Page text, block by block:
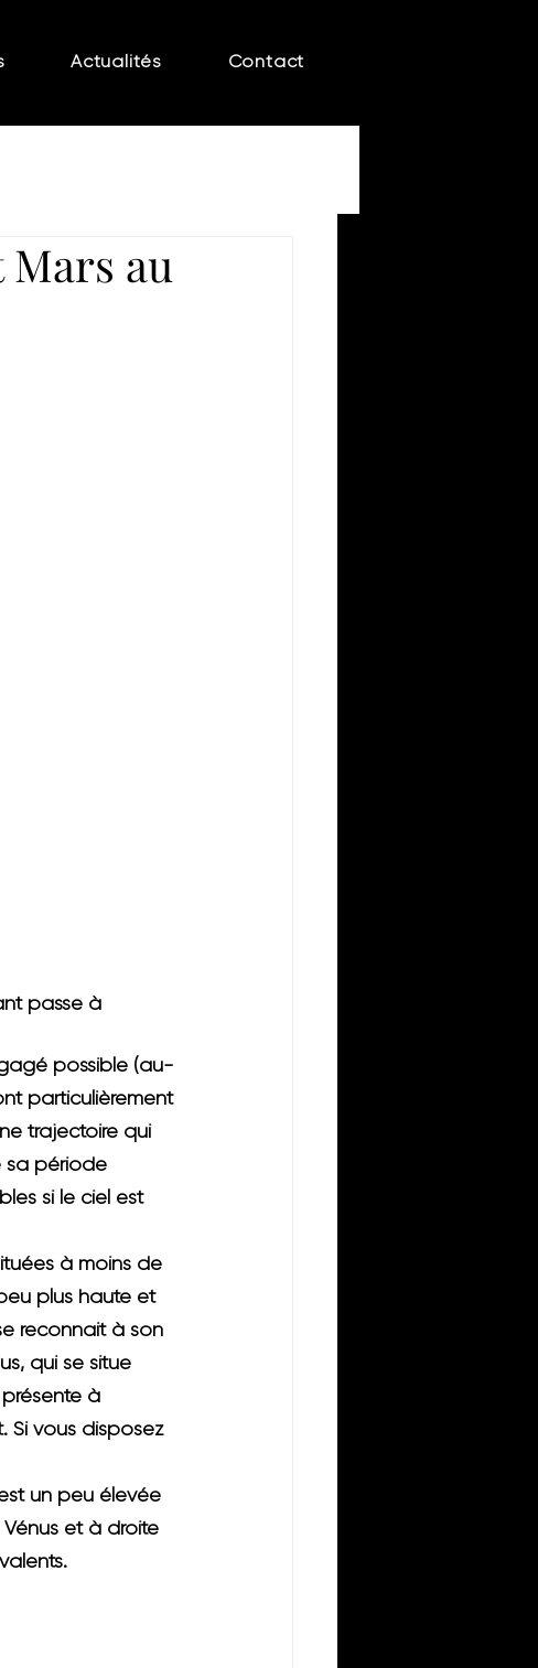
Actualités Contact
Mars au
passe à
possible (au-
particulièrement
trajectoire qui
sa période
si le ciel est
à moins de
plus haute et
reconnait à son
qui se situe
à
Si vous disposez
un peu élevée
et à droite